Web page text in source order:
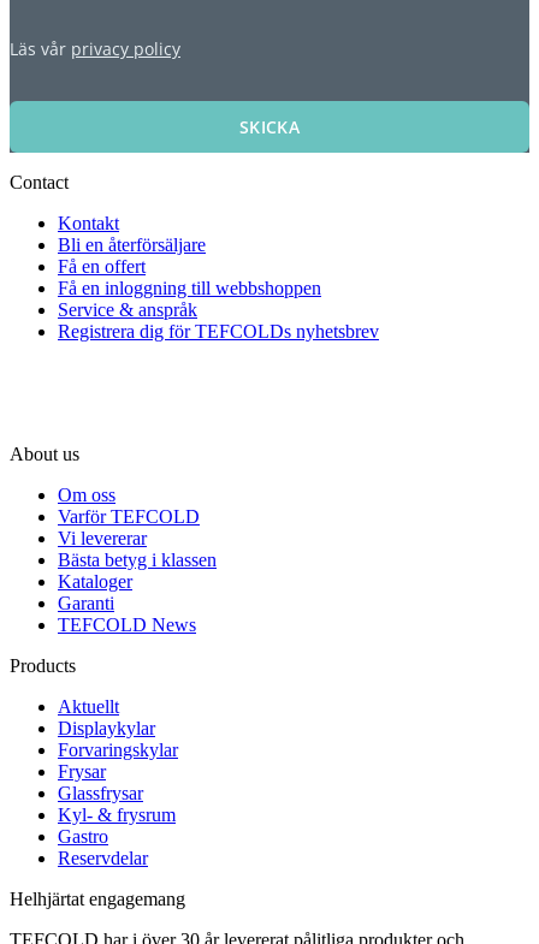
Läs vår privacy policy
SKICKA
Contact
Kontakt
Bli en återförsäljare
Få en offert
Få en inloggning till webbshoppen
Service & anspråk
Registrera dig för TEFCOLDs nyhetsbrev
About us
Om oss
Varför TEFCOLD
Vi levererar
Bästa betyg i klassen
Kataloger
Garanti
TEFCOLD News
Products
Aktuellt
Displaykylar
Forvaringskylar
Frysar
Glassfrysar
Kyl- & frysrum
Gastro
Reservdelar
Helhjärtat engagemang
TEFCOLD har i över 30 år levererat pålitliga produkter och